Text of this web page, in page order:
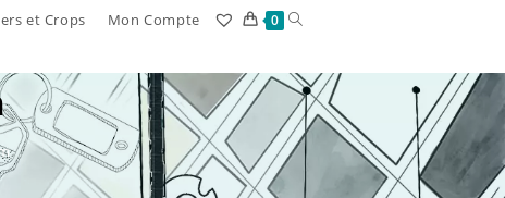
et Crops Mon Compte 0 Toggle
search